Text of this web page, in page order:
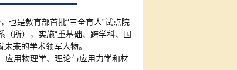
也是教育部首批“三全育人”试点院
所），实施“重基础、跨学科、国
来的学术领军人物。
应用物理学、理论与应用力学和材